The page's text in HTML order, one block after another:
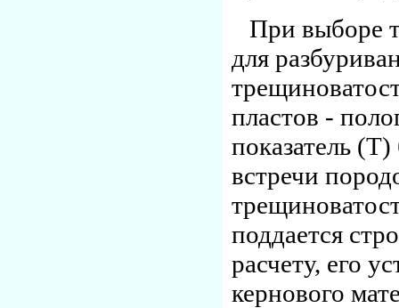
При выборе
для
пластов -
показатель
встречи
поддается
расчету, его
кернового